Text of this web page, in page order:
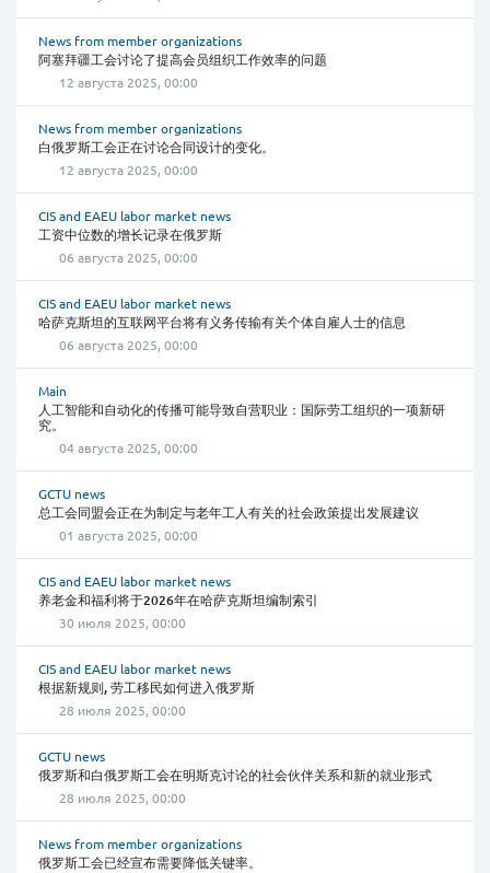
News from member organizations
阿塞拜疆工会讨论了提高会员组织工作效率的问题
12 августа 2025, 00:00
News from member organizations
白俄罗斯工会正在讨论合同设计的变化。
12 августа 2025, 00:00
CIS and EAEU labor market news
工资中位数的增长记录在俄罗斯
06 августа 2025, 00:00
CIS and EAEU labor market news
哈萨克斯坦的互联网平台将有义务传输有关个体自雇人士的信息
06 августа 2025, 00:00
Main
人工智能和自动化的传播可能导致自营职业：国际劳工组织的一项新研
究。
04 августа 2025, 00:00
GCTU news
总工会同盟会正在为制定与老年工人有关的社会政策提出发展建议
01 августа 2025, 00:00
CIS and EAEU labor market news
养老金和福利将于2026年在哈萨克斯坦编制索引
30 июля 2025, 00:00
CIS and EAEU labor market news
根据新规则, 劳工移民如何进入俄罗斯
28 июля 2025, 00:00
GCTU news
俄罗斯和白俄罗斯工会在明斯克讨论的社会伙伴关系和新的就业形式
28 июля 2025, 00:00
News from member organizations
俄罗斯工会已经宣布需要降低关键率。